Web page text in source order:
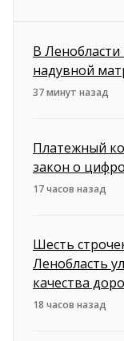
В
надувной
37 минут назад
Платежный
закон о
17 часов назад
Шесть
Ленобласть
качества
18 часов назад